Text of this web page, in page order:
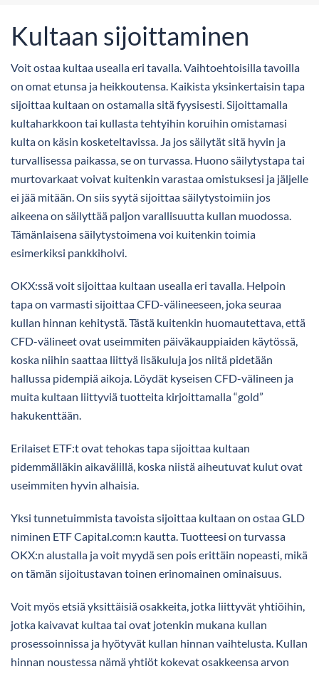
Kultaan sijoittaminen
Voit ostaa kultaa usealla eri tavalla. Vaihtoehtoisilla tavoilla
on omat etunsa ja heikkoutensa. Kaikista yksinkertaisin tapa
sijoittaa kultaan on ostamalla sitä fyysisesti. Sijoittamalla
kultaharkkoon tai kullasta tehtyihin koruihin omistamasi
kulta on käsin kosketeltavissa. Ja jos säilytät sitä hyvin ja
turvallisessa paikassa, se on turvassa. Huono säilytystapa tai
murtovarkaat voivat kuitenkin varastaa omistuksesi ja jäljelle
ei jää mitään. On siis syytä sijoittaa säilytystoimiin jos
aikeena on säilyttää paljon varallisuutta kullan muodossa.
Tämänlaisena säilytystoimena voi kuitenkin toimia
esimerkiksi pankkiholvi.
OKX:ssä voit sijoittaa kultaan usealla eri tavalla. Helpoin
tapa on varmasti sijoittaa CFD-välineeseen, joka seuraa
kullan hinnan kehitystä. Tästä kuitenkin huomautettava, että
CFD-välineet ovat useimmiten päiväkauppiaiden käytössä,
koska niihin saattaa liittyä lisäkuluja jos niitä pidetään
hallussa pidempiä aikoja. Löydät kyseisen CFD-välineen ja
muita kultaan liittyviä tuotteita kirjoittamalla “gold”
hakukenttään.
Erilaiset ETF:t ovat tehokas tapa sijoittaa kultaan
pidemmälläkin aikavälillä, koska niistä aiheutuvat kulut ovat
useimmiten hyvin alhaisia.
Yksi tunnetuimmista tavoista sijoittaa kultaan on ostaa GLD
niminen ETF Capital.com:n kautta. Tuotteesi on turvassa
OKX:n alustalla ja voit myydä sen pois erittäin nopeasti, mikä
on tämän sijoitustavan toinen erinomainen ominaisuus.
Voit myös etsiä yksittäisiä osakkeita, jotka liittyvät yhtiöihin,
jotka kaivavat kultaa tai ovat jotenkin mukana kullan
prosessoinnissa ja hyötyvät kullan hinnan vaihtelusta. Kullan
hinnan noustessa nämä yhtiöt kokevat osakkeensa arvon